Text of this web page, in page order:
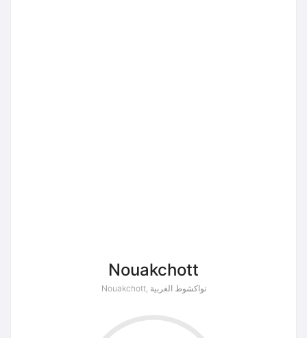
Nouakchott
Nouakchott, نواكشوط الغربية